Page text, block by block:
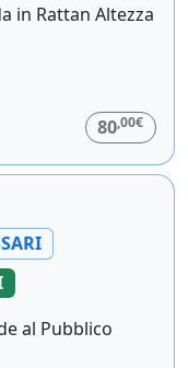
in Rattan Altezza
80,00€
al Pubblico